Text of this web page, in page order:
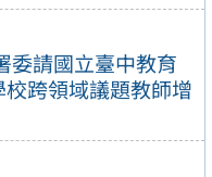
委請國立臺中教育
跨領域議題教師增